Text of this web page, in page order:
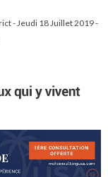
- Jeudi 18 Juillet 2019 -